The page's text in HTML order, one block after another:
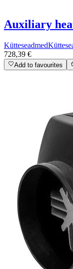
Auxiliary
Kütteseadmed
728,39 €
Add to favourites